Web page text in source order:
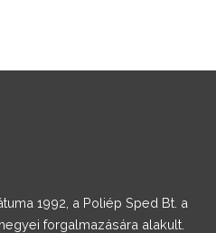
1992, a Poliép Sped Bt. a
forgalmazására alakult.